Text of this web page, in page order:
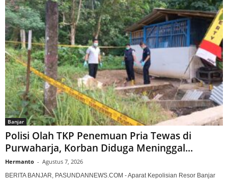
Banjar
Polisi Olah TKP Penemuan Pria Tewas di
Purwaharja, Korban Diduga Meninggal...
Hermanto - Agustus 7, 2026
BERITA BANJAR, PASUNDANNEWS.COM - Aparat Kepolisian Resor Banjar